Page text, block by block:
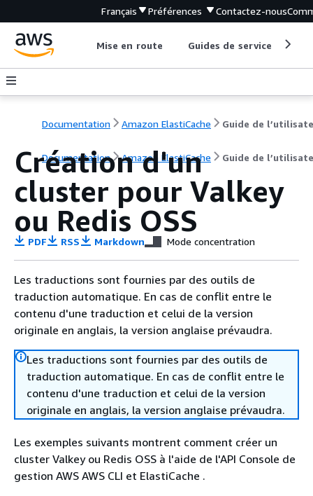
Français Préférences Contactez-nous
Mise en route Guides de service
Documentation Amazon ElastiCache Guide de
Documentation Amazon ElastiCache Guide de
Création d'un
cluster pour Valkey
ou Redis OSS
PDF RSS Markdown Mode concentration
Les traductions sont fournies par des outils de
traduction automatique. En cas de conflit entre le
contenu d'une traduction et celui de la version
originale en anglais, la version anglaise prévaudra.
Les traductions sont fournies par des outils de
traduction automatique. En cas de conflit entre le
contenu d'une traduction et celui de la version
originale en anglais, la version anglaise prévaudra.
Les exemples suivants montrent comment créer un
cluster Valkey ou Redis OSS à l'aide de l'API Console de
gestion AWS AWS CLI et ElastiCache .